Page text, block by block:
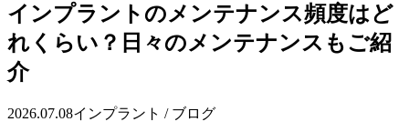
インプラントのメンテナンス頻度はど
れくらい？日々のメンテナンスもご紹
介
2026.07.08インプラント / ブログ